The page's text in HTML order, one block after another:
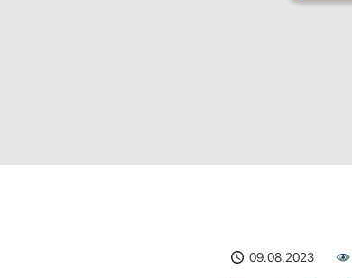
09.08.2023